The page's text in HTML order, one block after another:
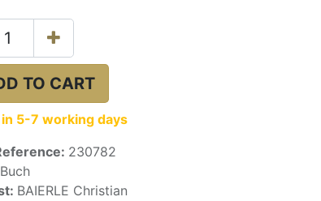
TO CART
5-7 working days
230782
Buch
BAIERLE Christian